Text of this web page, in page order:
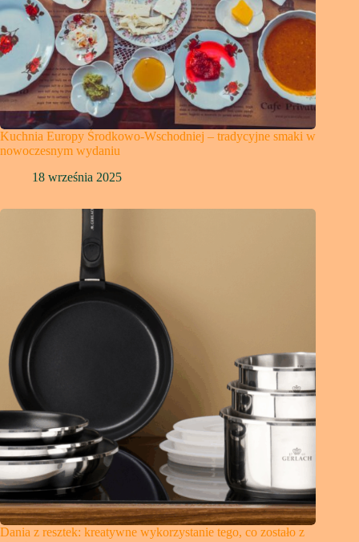
Kuchnia Europy Środkowo-Wschodniej – tradycyjne smaki w
nowoczesnym wydaniu
18 września 2025
Dania z resztek: kreatywne wykorzystanie tego, co zostało z